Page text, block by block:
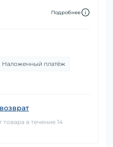
Подробнее
Наложенный платёж
в течение 14